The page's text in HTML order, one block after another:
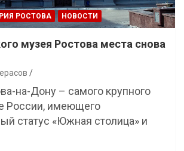
РОСТОВА НОВОСТИ
музея Ростова места снова
на-Дону – самого крупного
России, имеющего
статус «Южная столица» и